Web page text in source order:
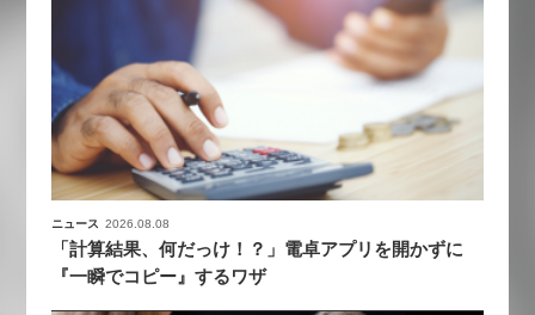
ニュース 2026.08.08
「計算結果、何だっけ！？」電卓アプリを開かずに
『一瞬でコピー』するワザ